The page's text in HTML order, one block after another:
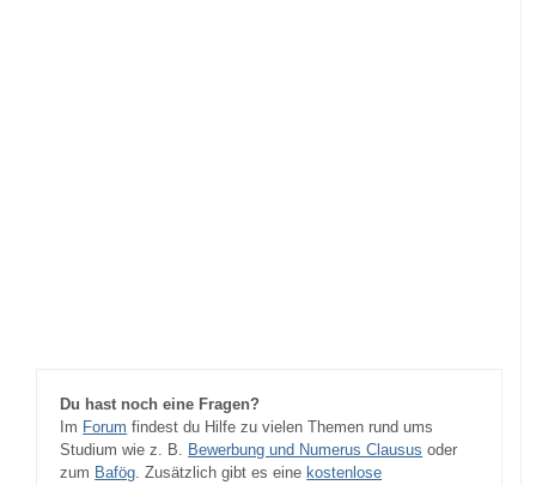
Du hast noch eine Fragen?
Im Forum findest du Hilfe zu vielen Themen rund ums
Studium wie z. B. Bewerbung und Numerus Clausus oder
zum Bafög. Zusätzlich gibt es eine kostenlose